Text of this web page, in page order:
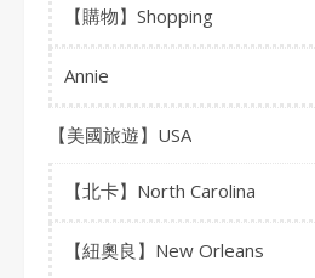
【購物】Shopping
Annie
【美國旅遊】USA
【北卡】North Carolina
【紐奧良】New Orleans